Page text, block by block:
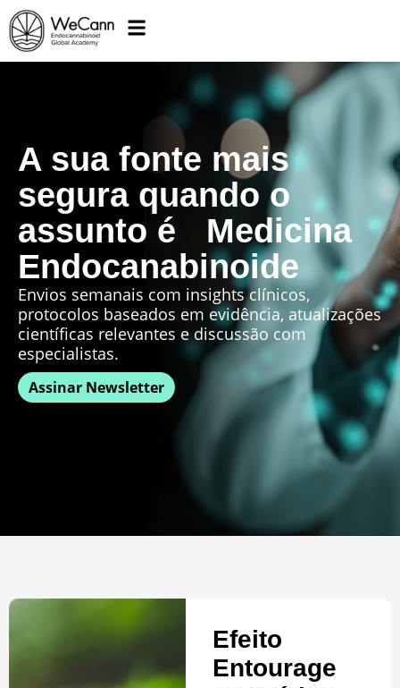
A sua fonte mais
segura quando o
assunto é Medicina
Endocanabinoide
Envios semanais com insights clínicos,
protocolos baseados em evidência, atualizações
científicas relevantes e discussão com
especialistas.
Assinar Newsletter
Efeito
Entourage